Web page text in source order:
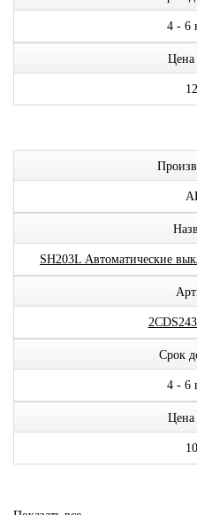
4 - 6
Цена
SH203L Автоматические
Срок
4 - 6
Цена